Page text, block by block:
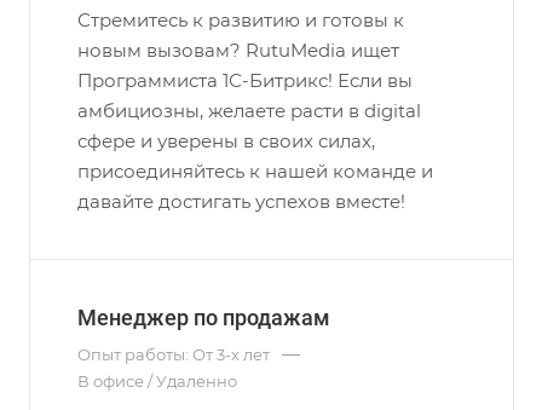
Стремитесь к развитию и готовы к
новым вызовам? RutuMedia ищет
Программиста 1С-Битрикс! Если вы
амбициозны, желаете расти в digital
сфере и уверены в своих силах,
присоединяйтесь к нашей команде и
давайте достигать успехов вместе!
Менеджер по продажам
Опыт работы: От 3-х лет —
В офисе / Удаленно